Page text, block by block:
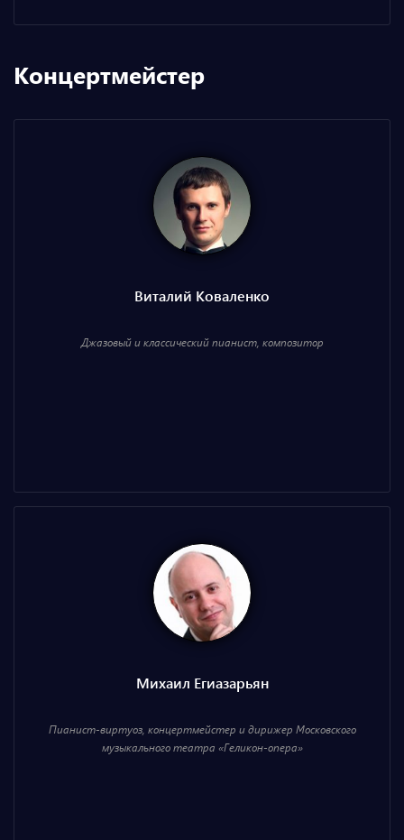
Концертмейстер
Виталий Коваленко
Джазовый и классический пианист, композитор
Михаил Егиазарьян
Пианист-виртуоз, концертмейстер и дирижер Московского
музыкального театра «Геликон-опера»